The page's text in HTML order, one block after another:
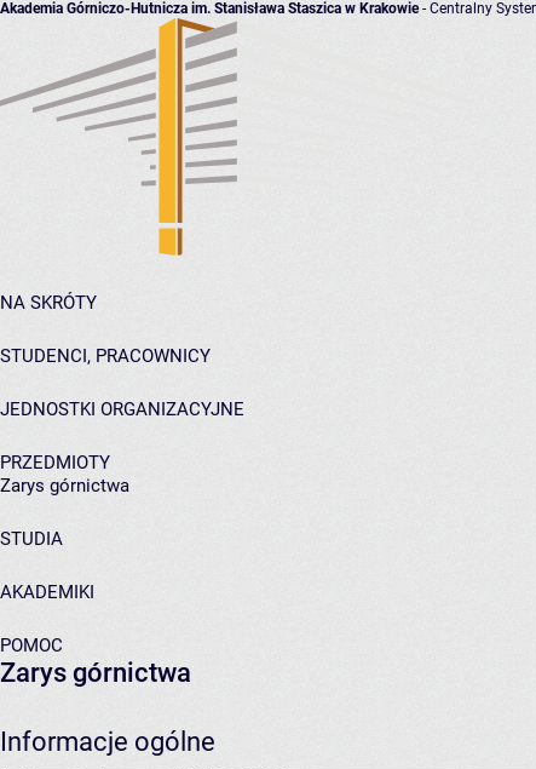
Akademia Górniczo-Hutnicza im. Stanisława Staszica w Krakowie- Centralny
NA SKRÓTY
STUDENCI, PRACOWNICY
JEDNOSTKI ORGANIZACYJNE
PRZEDMIOTY
Zarys górnictwa
STUDIA
AKADEMIKI
POMOC
Zarys górnictwa
Informacje ogólne